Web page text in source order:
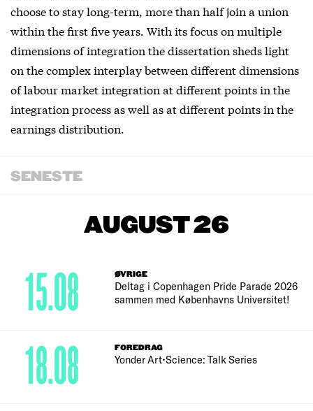
choose to stay long-term, more than half join a union
within the first five years. With its focus on multiple
dimensions of integration the dissertation sheds light
on the complex interplay between different dimensions
of labour market integration at different points in the
integration process as well as at different points in the
earnings distribution.
SENESTE
AUGUST 26
ØVRIGE
Deltag i Copenhagen Pride Parade 2026
sammen med Københavns Universitet!
15.08
FOREDRAG
Yonder Art•Science: Talk Series
18.08